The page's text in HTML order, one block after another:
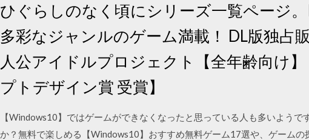
ひぐらしのなく頃にシリーズ一覧ページ
多彩なジャンルのゲーム満載！ DL版独占
人公アイドルプロジェクト【全年齢向け
プトデザイン賞 受賞】
【Windows10】ではゲームができなくなったと思っている人も多いよう
か？無料で楽しめる【Windows10】おすすめ無料ゲーム17選や、ゲーム